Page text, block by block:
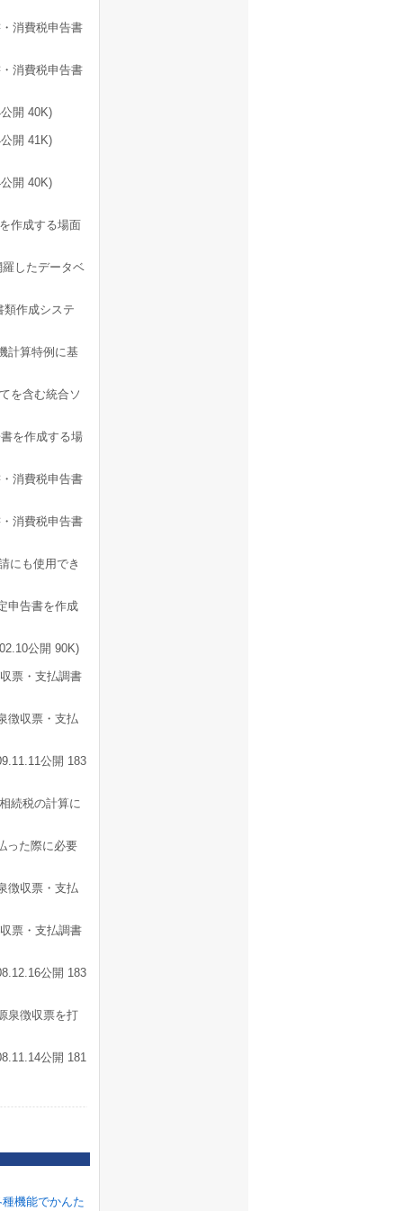
消費税申告書
消費税申告書
開 40K)
開 41K)
開 40K)
作成する場面
したデータベ
作成システ
計算特例に基
を含む統合ソ
を作成する場
消費税申告書
消費税申告書
にも使用でき
申告書を作成
公開 90K)
票・支払調書
徴収票・支払
公開 183
続税の計算に
った際に必要
徴収票・支払
票・支払調書
公開 183
泉徴収票を打
公開 181
機能でかんた